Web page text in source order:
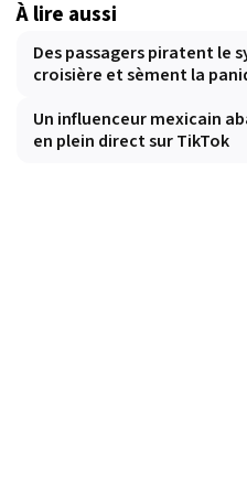
À lire aussi
Des passagers piratent le
croisière et sèment la
Un influenceur mexicain
en plein direct sur TikTok